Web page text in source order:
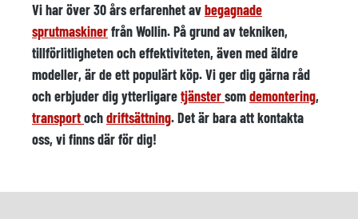
Vi har över30 årserfarenhet avbegagnade
sprutmaskinerfrån Wollin. På grund avtekniken,
tillförlitlighetenocheffektiviteten, även med äldre
modeller, är de ett populärt köp. Vi ger dig gärna råd
och erbjuder dig ytterligaretjänstersomdemontering,
transportochdriftsättning. Det är bara att kontakta
oss, vi finns där för dig!